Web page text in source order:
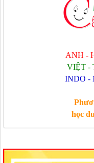
ANH -
VIỆT -
INDO -
học